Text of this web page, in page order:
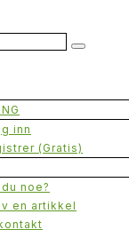
inn
(Gratis)
noe?
en artikkel